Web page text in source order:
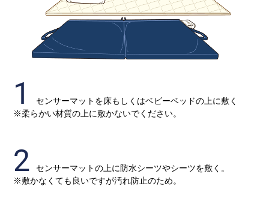
1
センサーマットを床もしくはベビーベッドの上に敷く
※柔らかい材質の上に敷かないでください。
2
センサーマットの上に防水シーツやシーツを敷く。
※敷かなくても良いですが汚れ防止のため。